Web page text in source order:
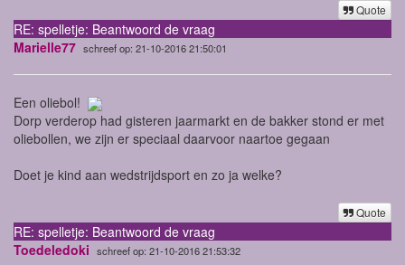
Quote
RE: spelletje: Beantwoord de vraag
Marielle77 schreef op: 21-10-2016 21:50:01
Een oliebol!
Dorp verderop had gisteren jaarmarkt en de bakker stond er met
oliebollen, we zijn er speciaal daarvoor naartoe gegaan
Doet je kind aan wedstrijdsport en zo ja welke?
Quote
RE: spelletje: Beantwoord de vraag
Toedeledoki schreef op: 21-10-2016 21:53:32